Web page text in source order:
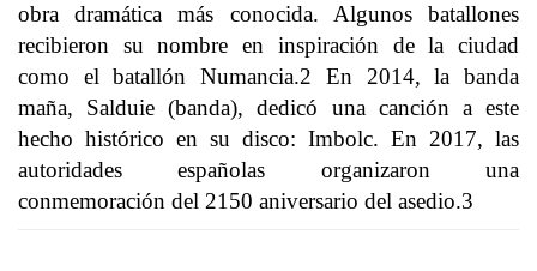
obra dramática más conocida. Algunos batallones
recibieron su nombre en inspiración de la ciudad
como el batallón Numancia.2​ En 2014, la banda
maña, Salduie (banda), dedicó una canción a este
hecho histórico en su disco: Imbolc. En 2017, las
autoridades españolas organizaron una
conmemoración del 2150 aniversario del asedio.3​